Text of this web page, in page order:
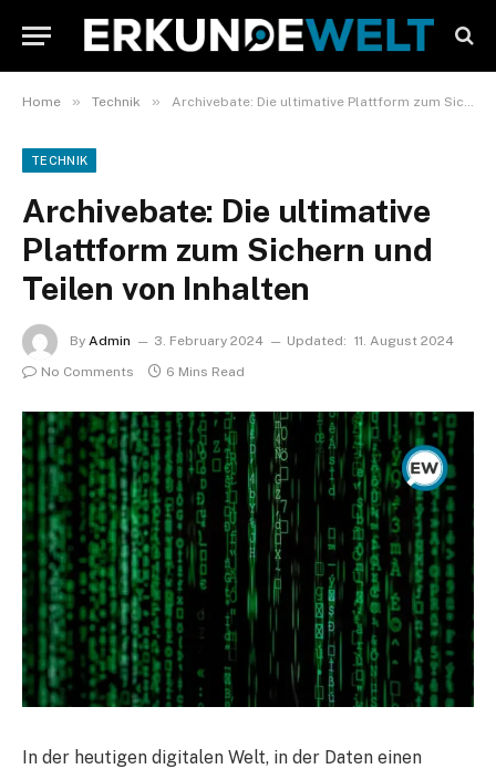
Home » Technik » Archivebate: Die ultimative Plattform zum Sichern und Teilen von Inhalten
TECHNIK
Archivebate: Die ultimative
Plattform zum Sichern und
Teilen von Inhalten
By Admin 3. February 2024 Updated: 11. August 2024
No Comments
6 Mins Read
In der heutigen digitalen Welt, in der Daten einen